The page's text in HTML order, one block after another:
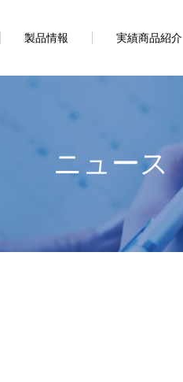
製品情報 実績商品紹介
ニュース